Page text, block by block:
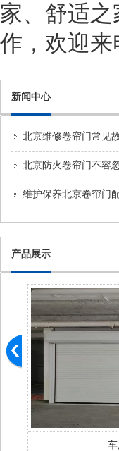
家、舒适
作，欢迎来
新闻中心
北京维修卷帘门常见
北京防火卷帘门不容
维护保养北京卷帘门
产品展示
车